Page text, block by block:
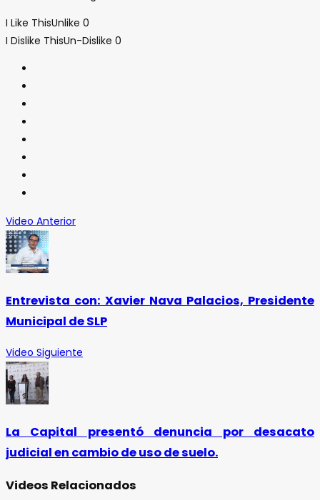
I Like ThisUnlike 0
I Dislike ThisUn-Dislike 0
Video Anterior
Entrevista con: Xavier Nava Palacios, Presidente
Municipal de SLP
Video Siguiente
La Capital presentó denuncia por desacato
judicial en cambio de uso de suelo.
Videos Relacionados